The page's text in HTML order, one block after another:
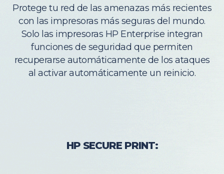
Protege tu red de las amenazas más recientes
con las impresoras más seguras del mundo.
Solo las impresoras HP Enterprise integran
funciones de seguridad que permiten
recuperarse automáticamente de los ataques
al activar automáticamente un reinicio.
HP SECURE PRINT: